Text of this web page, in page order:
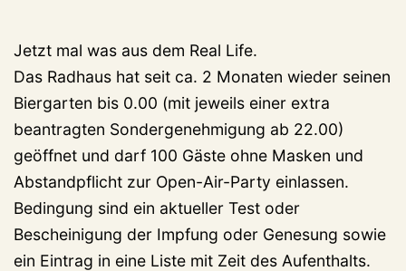
Jetzt mal was aus dem Real Life.
Das Radhaus hat seit ca. 2 Monaten wieder seinen
Biergarten bis 0.00 (mit jeweils einer extra
beantragten Sondergenehmigung ab 22.00)
geöffnet und darf 100 Gäste ohne Masken und
Abstandpflicht zur Open-Air-Party einlassen.
Bedingung sind ein aktueller Test oder
Bescheinigung der Impfung oder Genesung sowie
ein Eintrag in eine Liste mit Zeit des Aufenthalts.